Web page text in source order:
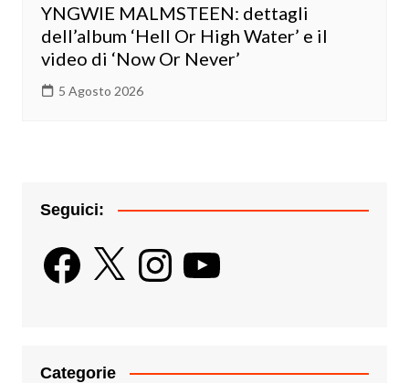
YNGWIE MALMSTEEN: dettagli
dell’album ‘Hell Or High Water’ e il
video di ‘Now Or Never’
5 Agosto 2026
Seguici:
Facebook
X InstagramYouTube
Categorie